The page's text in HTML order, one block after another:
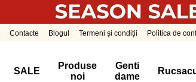
Contacte Blogul Termeni și condiții Politica de
SALE
Produse
noi
Genti
dame